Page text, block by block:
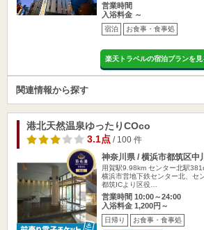
営業時間
入浴料金 ～
宿泊 お食事・食事処
楽天トラベルの宿泊プランを見
関連情報から探す
港北天然温泉ゆったりCOco
3.1点/ 100 件
神奈川県 / 横浜市都筑区中
用賀駅9.98km センター北駅
横浜市営地下鉄センター北、セ
都筑ICより区役…
営業時間 10:00～24:00
入浴料金 1,200円～
日帰り お食事・食事処